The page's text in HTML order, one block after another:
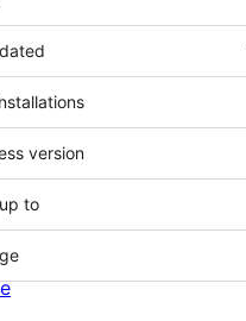
version
to